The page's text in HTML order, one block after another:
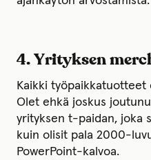
4. Yrityksen
Kaikki
Olet ehkä joskus
yrityksen t-paidan, joka
kuin olisit pala 2000-
PowerPoint-kalvoa.